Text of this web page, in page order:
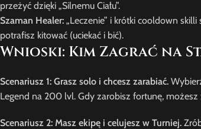
przeżyć dzięki „Silnemu Ciału”.
Szaman Healer: „Leczenie” i krótki cooldown
potrafisz kitować (uciekać i bić).
Wnioski: Kim Zagrać na
Scenariusz 1: Grasz solo i chcesz zarabiać.
Legend na 200 lvl. Gdy zarobisz fortunę,
Scenariusz 2: Masz ekipę i celujesz w Turniej.